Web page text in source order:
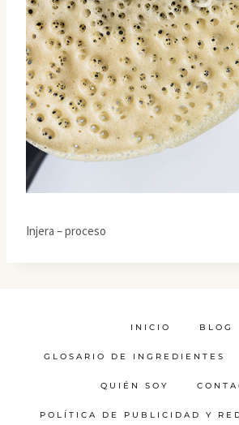
Injera – proceso
INICIO BLOG
GLOSARIO DE INGREDIENTES
QUIÉN SOY
POLÍTICA DE PUBLICIDAD Y